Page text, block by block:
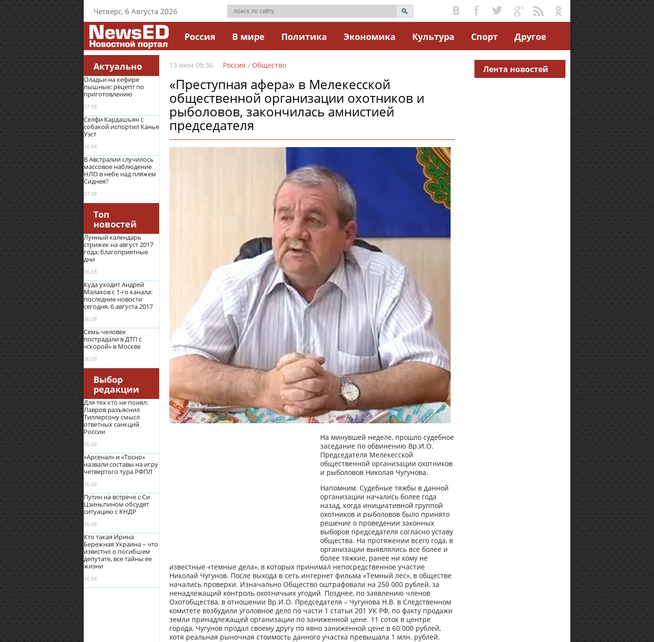
Четверг, 6 Августа 2026
Россия В мире Политика Экономика Культура Спорт Другое
Актуально
Оладьи на кефире
пышные: рецепт по
приготовлению
07.08
Селфи Кардашьян с
собакой испортил Канье
Уэст
06.08
В Австралии случилось
массовое наблюдение
НЛО в небе над пляжем
Сиднея?
07.08
Топ
новостей
Лунный календарь
стрижек на август 2017
года: благоприятные
дни
06.08
Куда уходит Андрей
Малахов с 1-го канала:
последние новости
сегодня, 6 августа 2017
06.08
Семь человек
пострадали в ДТП с
«скорой» в Москве
06.08
Выбор
редакции
Для тех кто не понял:
Лавров разъяснил
Тиллерсону смысл
ответных санкций
России
06.08
«Арсенал» и «Тосно»
назвали составы на игру
четвертого тура РФПЛ
06.08
Путин на встрече с Си
Цзиньпином обсудят
ситуацию с КНДР
06.08
Кто такая Ирина
Бережная Украина – что
известно о погибшем
депутате, все тайны ее
жизни
06.08
13 июн 09:36 Россия / Общество
«Преступная афера» в Мелекесской
общественной организации охотников и
рыболовов, закончилась амнистией
председателя
На минувшей неделе, прошло судебное
заседание по обвинению Вр.И.О.
Председателя Мелекесской
общественной организации охотников
и рыболовов Николая Чугунова.
Напомним. Судебные тяжбы в данной
организации начались более года
назад, когда инициативной группой
охотников и рыболовов было принято
решение о проведении законных
выборов председателя согласно уставу
общества. На протяжении всего года, в
организации выявлялись все более и
более тяжкие, ранее ни кому не
известные «темные дела», в которых принимал непосредственное участие
Николай Чугунов. После выхода в сеть интернет фильма «Темный лес», в обществе
начались проверки. Изначально Общество оштрафовали на 250 000 рублей, за
ненадлежащий контроль охотничьих угодий. Позднее, по заявлению членов
Охотобщества, в отношении Вр.И.О. Председателя – Чугунова Н.В. в Следственном
комитете возбудили уголовное дело по части 1 статьи 201 УК РФ, по факту продажи
земли принадлежащей организации по заниженной цене. 11 соток в центре
города, Чугунов продал своему другу по явно заниженной цене в 60 000 рублей,
хотя реальная рыночная стоимость данного участка превышала 1 млн. рублей.
Лента новостей